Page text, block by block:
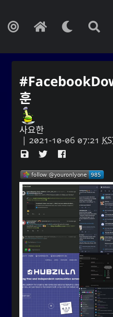
훈
사요한
| 2021-10-06 07:21
Yohan Yukiya
한・謝
만약 이것이 망각의 끝
내 인생이 바로 이 날을
것입
이벤트
영화
지리학
사랑
음악
사진술
TV
웹